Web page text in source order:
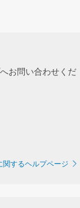
お問い合わせくだ
関するヘルプページ